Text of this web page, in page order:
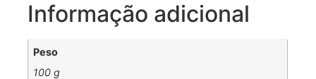
Informação adicional
Peso
100 g